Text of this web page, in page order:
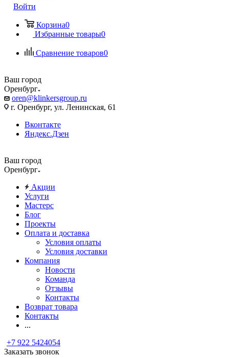
Войти
Корзина0
Избранные товары0
Сравнение товаров0
Ваш город
Оренбург
oren@klinkersgroup.ru
г. Оренбург, ул. Ленинская, 61
Вконтакте
Яндекс.Дзен
Ваш город
Оренбург
Акции
Услуги
Мастерс
Блог
Проекты
Оплата и доставка
Условия оплаты
Условия доставки
Компания
Новости
Команда
Отзывы
Контакты
Возврат товара
Контакты
...
+7 922 5424054
Заказать звонок